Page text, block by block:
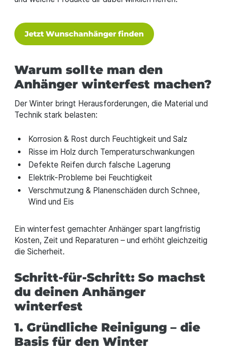
Jetzt Wunschanhänger finden
Warum sollte man den
Anhänger winterfest machen?
Der Winter bringt Herausforderungen, die Material und
Technik stark belasten:
Korrosion & Rost durch Feuchtigkeit und Salz
Risse im Holz durch Temperaturschwankungen
Defekte Reifen durch falsche Lagerung
Elektrik-Probleme bei Feuchtigkeit
Verschmutzung & Planenschäden durch Schnee,
Wind und Eis
Ein winterfest gemachter Anhänger spart langfristig
Kosten, Zeit und Reparaturen – und erhöht gleichzeitig
die Sicherheit.
Schritt-für-Schritt: So machst
du deinen Anhänger
winterfest
1. Gründliche Reinigung – die
Basis für den Winter